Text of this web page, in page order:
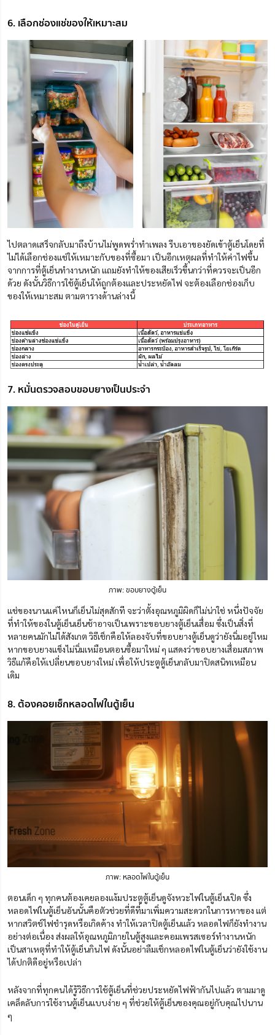
6. เลือกช่องแช่ของให้เหมาะสม
ไปตลาดเสร็จกลับมาถึงบ้านไม่พูดพร่ำทำเพลง รีบเอาของยัดเข้าตู้เย็นโดยที่
ไม่ได้เลือกช่องแช่ให้เหมาะกับของที่ซื้อมา เป็นอีกเหตุผลที่ทำให้ค่าไฟขึ้น
จากการที่ตู้เย็นทำงานหนัก แถมยังทำให้ของเสียเร็วขึ้นกว่าที่ควรจะเป็นอีก
ด้วย ดังนั้นวิธีการใช้ตู้เย็นให้ถูกต้องและประหยัดไฟ จะต้องเลือกช่องเก็บ
ของให้เหมาะสม ตามตารางด้านล่างนี้
7. หมั่นตรวจสอบขอบยางเป็นประจำ
ภาพ: ขอบยางตู้เย็น
แช่ของนานแค่ไหนก็เย็นไม่สุดสักที จะว่าตั้งอุณหภูมิผิดก็ไม่น่าใช่ หนึ่งปัจจัย
ที่ทำให้ของในตู้เย็นเย็นช้าอาจเป็นเพราะขอบยางตู้เย็นเสื่อม ซึ่งเป็นสิ่งที่
หลายคนมักไม่ได้สังเกต วิธีเช็กคือให้ลองจับที่ขอบยางตู้เย็นดูว่ายังนิ่มอยู่ไหม
หากขอบยางแข็งไม่นิ่มเหมือนตอนซื้อมาใหม่ ๆ แสดงว่าขอบยางเสื่อมสภาพ
วิธีแก้คือให้เปลี่ยนขอบยางใหม่ เพื่อให้ประตูตู้เย็นกลับมาปิดสนิทเหมือน
เดิม
8. ต้องคอยเช็กหลอดไฟในตู้เย็น
ภาพ: หลอดไฟในตู้เย็น
ตอนเด็ก ๆ ทุกคนต้องเคยลองแง้มประตูตู้เย็นดูจังหวะไฟในตู้เย็นเปิด ซึ่ง
หลอดไฟในตู้เย็นอันนั้นคือตัวช่วยที่ดีที่มาเพิ่มความสะดวกในการหาของ แต่
หากสวิตช์ไฟชำรุดหรือเกิดค้าง ทำให้เวลาปิดตู้เย็นแล้ว หลอดไฟก็ยังทำงาน
อย่างต่อเนื่อง ส่งผลให้อุณหภูมิภายในตู้สูงและคอมเพรสเซอร์ทำงานหนัก
เป็นสาเหตุที่ทำให้ตู้เย็นกินไฟ ดังนั้นอย่าลืมเช็กหลอดไฟในตู้เย็นว่ายังใช้งาน
ได้ปกติดีอยู่หรือเปล่า
หลังจากที่ทุกคนได้รู้วิธีการใช้ตู้เย็นที่ช่วยประหยัดไฟฟ้ากันไปแล้ว ตามมาดู
เคล็ดลับการใช้งานตู้เย็นแบบง่าย ๆ ที่ช่วยให้ตู้เย็นของคุณอยู่กับคุณไปนาน
ๆ